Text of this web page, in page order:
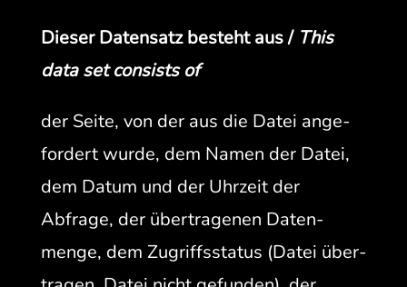
Dieser Daten­satz beste­ht aus / This
data set con­sists of
der Seite, von der aus die Datei ange­
fordert wurde, dem Namen der Datei,
dem Datum und der Uhrzeit der
Abfrage, der über­tra­ge­nen Daten­
menge, dem Zugriff­ssta­tus (Datei über­